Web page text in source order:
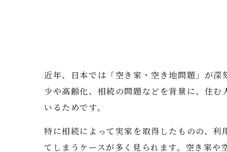
近年、日本では「空き家・空き地問題」が
少や高齢化、相続の問題などを背景に、住
いるためです。
特に相続によって実家を取得したものの、
てしまうケースが多く見られます。空き家